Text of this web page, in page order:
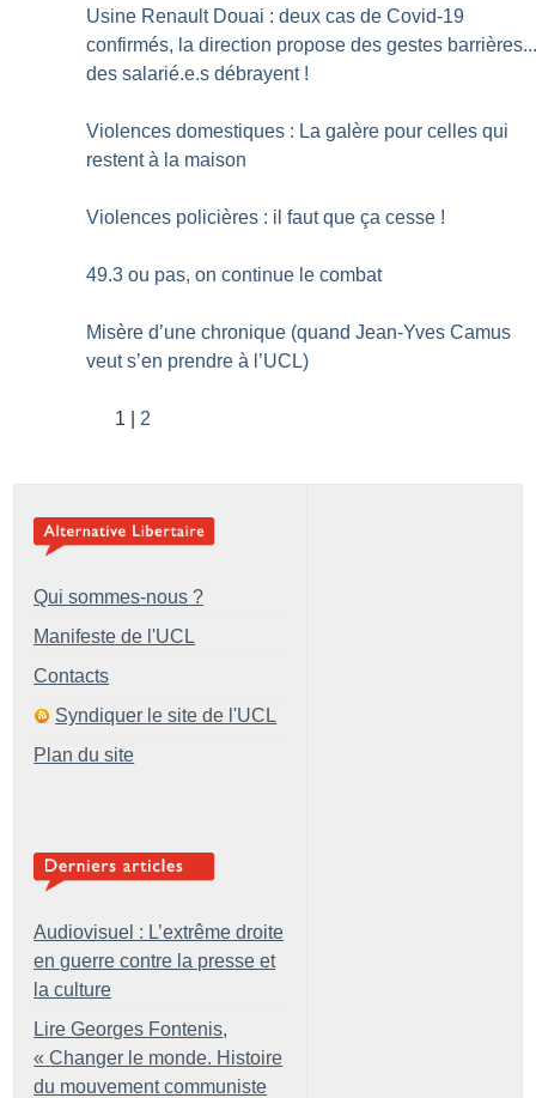
Usine Renault Douai : deux cas de Covid-19
confirmés, la direction propose des gestes
des salarié.e.s débrayent !
Violences domestiques : La galère pour celles qui
restent à la maison
Violences policières : il faut que ça cesse !
49.3 ou pas, on continue le combat
Misère d’une chronique (quand Jean-Yves Camus
veut s’en prendre à l’UCL)
1 2
Qui sommes-nous ?
Manifeste de l'UCL
Contacts
Syndiquer le site de l'UCL
Plan du site
Audiovisuel : L’extrême droite
en guerre contre la presse et
la culture
Lire Georges Fontenis,
« Changer le monde. Histoire
du mouvement communiste